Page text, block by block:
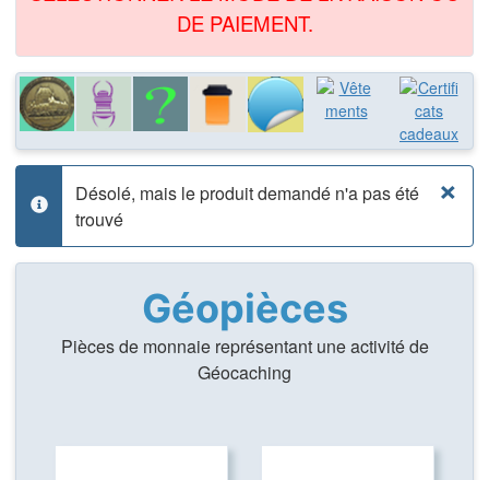
DE PAIEMENT.
×
info
Désolé, mais le produit demandé n'a pas été
trouvé
Géopièces
Pièces de monnaie représentant une activité de
Géocaching